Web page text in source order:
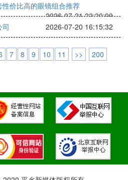
价比高的眼镜组合推荐
2026-07-21 22:20:09
2026-07-20 16:15:32
7 8 9 10 11 >> 200